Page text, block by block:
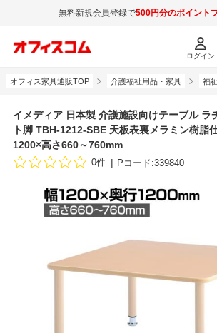
無料新規会員登録で500円分のポイント
ログイン
オフィス家具通販TOP 介護福祉用品・家具 福
イメディア 日本製 介護施設向けテーブル ラ
ト脚 TBH-1212-SBE 天板表裏メラミン樹脂
1200×高さ660～760mm
0件 Pコード:339840